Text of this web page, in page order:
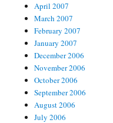
April 2007
March 2007
February 2007
January 2007
December 2006
November 2006
October 2006
September 2006
August 2006
July 2006